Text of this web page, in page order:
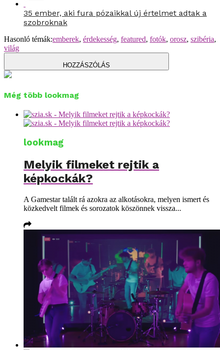
35 ember, aki fura pózaikkal új értelmet adtak a
szobroknak
Hasonló témák:emberek, érdekesség, featured, fotók, orosz, szibéria,
világ
HOZZÁSZÓLÁS
Még több lookmag
lookmag
Melyik filmeket rejtik a
képkockák?
A Gamestar talált rá azokra az alkotásokra, melyen ismert és
közkedvelt filmek és sorozatok köszönnek vissza...